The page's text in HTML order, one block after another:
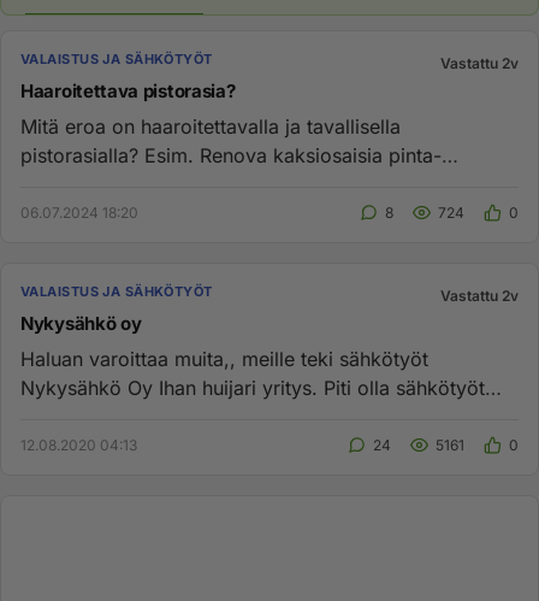
VALAISTUS JA SÄHKÖTYÖT Vastattu 2v
Haaroitettava pistorasia?
Mitä eroa on haaroitettavalla ja tavallisella
pistorasialla? Esim. Renova kaksiosaisia pinta-
06.07.2024 18:20 8 724 0
VALAISTUS JA SÄHKÖTYÖT Vastattu 2v
Nykysähkö oy
Haluan varoittaa muita,, meille teki sähkötyöt
Nykysähkö Oy Ihan huijari yritys. Piti olla sähkötyöt
12.08.2020 04:13 24 5161 0